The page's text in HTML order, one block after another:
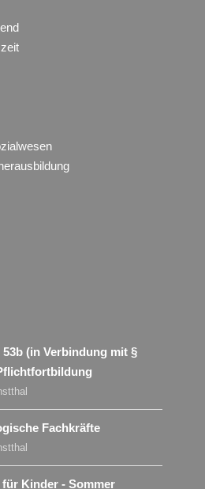
(in Verbindung mit §
Fachkräfte
Kinder - Sommer